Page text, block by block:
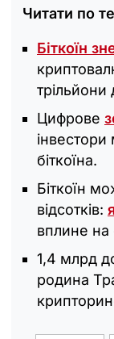
Читати по
Біткоїн
трільйони
Цифрове
біткоїна.
Біткоїн
відсотків:
вплине на
1,4 млрд
родина